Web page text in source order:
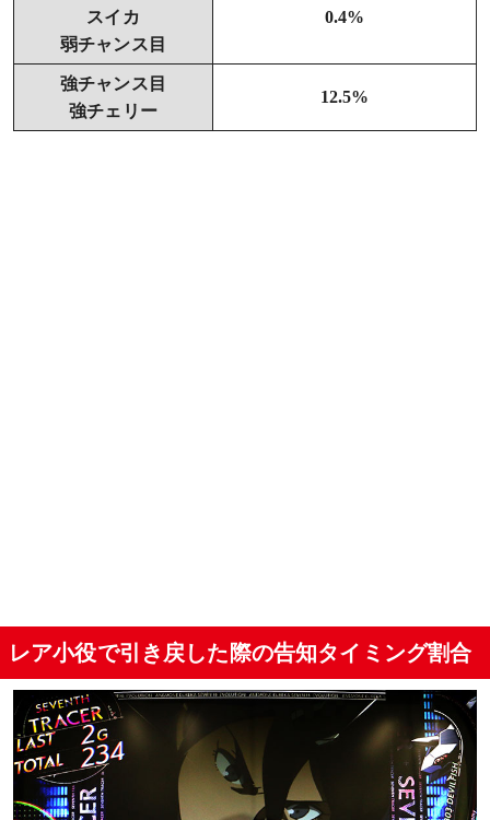
スイカ
弱チャンス目
0.4%
強チャンス目
強チェリー
12.5%
レア小役で引き戻した際の告知タイミング割合